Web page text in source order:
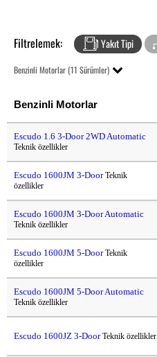
Filtrelemek: Yakıt Tipi
Benzinli Motorlar (11 Sürümler)
Benzinli Motorlar
Escudo 1.6 3-Door 2WD Automatic
Teknik özellikler
Escudo 1600JM 3-DoorTeknik
özellikler
Escudo 1600JM 3-Door Automatic
Teknik özellikler
Escudo 1600JM 5-DoorTeknik
özellikler
Escudo 1600JM 5-Door Automatic
Teknik özellikler
Escudo 1600JZ 3-DoorTeknik özellikler